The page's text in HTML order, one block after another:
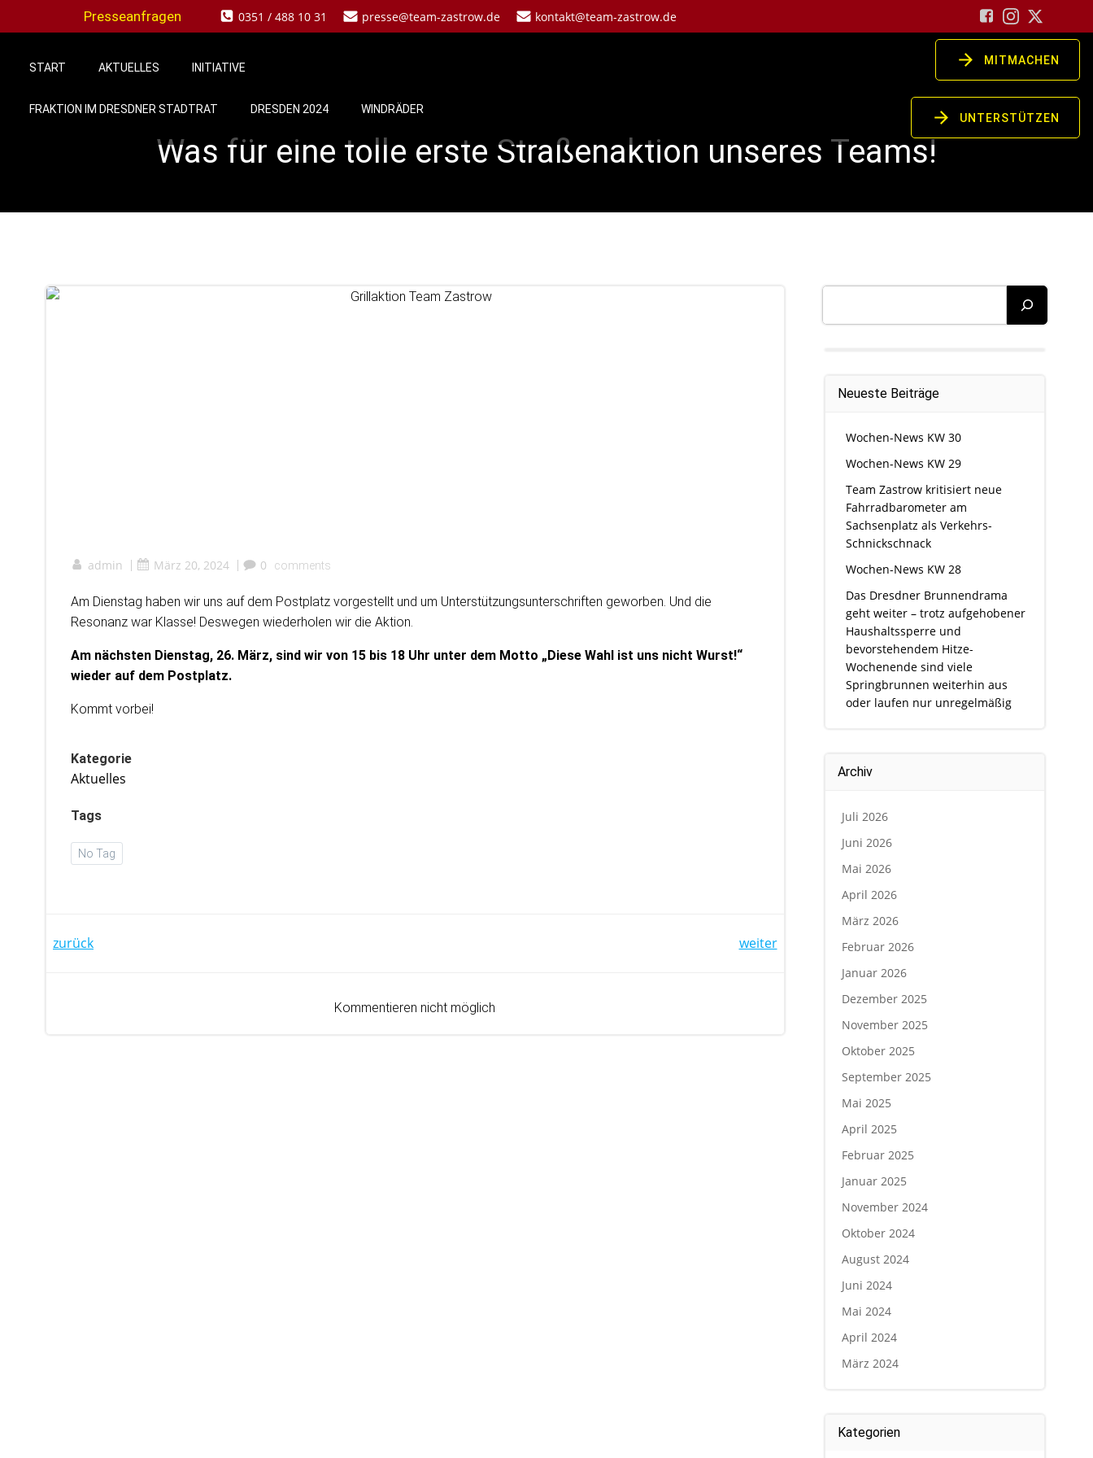
Inhalt
Presseanfragen 0351 / 488 10 31 presse@team-zastrow.de kontakt@team-zastrow.de
START AKTUELLES INITIATIVE
FRAKTION IM DRESDNER STADTRAT DRESDEN 2024 WINDRÄDER
MITMACHEN
UNTERSTÜTZEN
Was für eine tolle erste Straßenaktion unseres Teams!
admin | März 20, 2024 | 0 comments
Am Dienstag haben wir uns auf dem Postplatz vorgestellt und um Unterstützungsunterschriften geworben. Und die
Resonanz war Klasse! Deswegen wiederholen wir die Aktion.
Am nächsten Dienstag, 26. März, sind wir von 15 bis 18 Uhr unter dem Motto „Diese Wahl ist uns nicht Wurst!“
wieder auf dem Postplatz.
Kommt vorbei!
Kategorie
Aktuelles
Tags
No Tag
Post
zurück
navigation
weiter
Kommentieren nicht möglich
Neueste Beiträge
Wochen-News KW 30
Wochen-News KW 29
Team Zastrow kritisiert neue
Fahrradbarometer am
Sachsenplatz als Verkehrs-
Schnickschnack
Wochen-News KW 28
Das Dresdner Brunnendrama
geht weiter – trotz aufgehobener
Haushaltssperre und
bevorstehendem Hitze-
Wochenende sind viele
Springbrunnen weiterhin aus
oder laufen nur unregelmäßig
Archiv
Juli 2026
Juni 2026
Mai 2026
April 2026
März 2026
Februar 2026
Januar 2026
Dezember 2025
November 2025
Oktober 2025
September 2025
Mai 2025
April 2025
Februar 2025
Januar 2025
November 2024
Oktober 2024
August 2024
Juni 2024
Mai 2024
April 2024
März 2024
Kategorien